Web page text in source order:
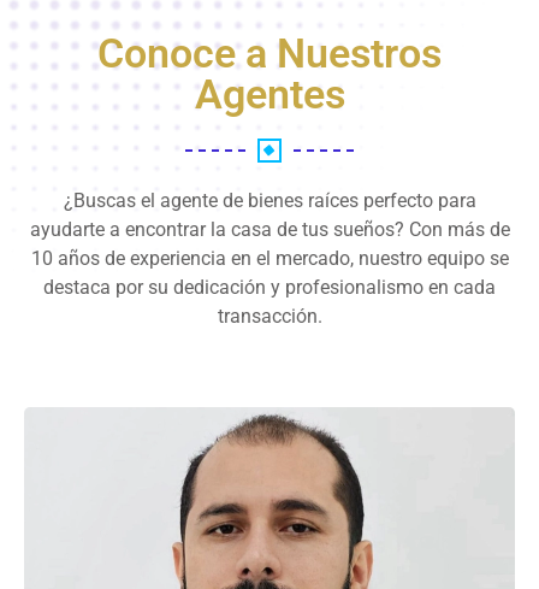
Conoce a Nuestros
Agentes
¿Buscas el agente de bienes raíces perfecto para
ayudarte a encontrar la casa de tus sueños? Con más de
10 años de experiencia en el mercado, nuestro equipo se
destaca por su dedicación y profesionalismo en cada
transacción.